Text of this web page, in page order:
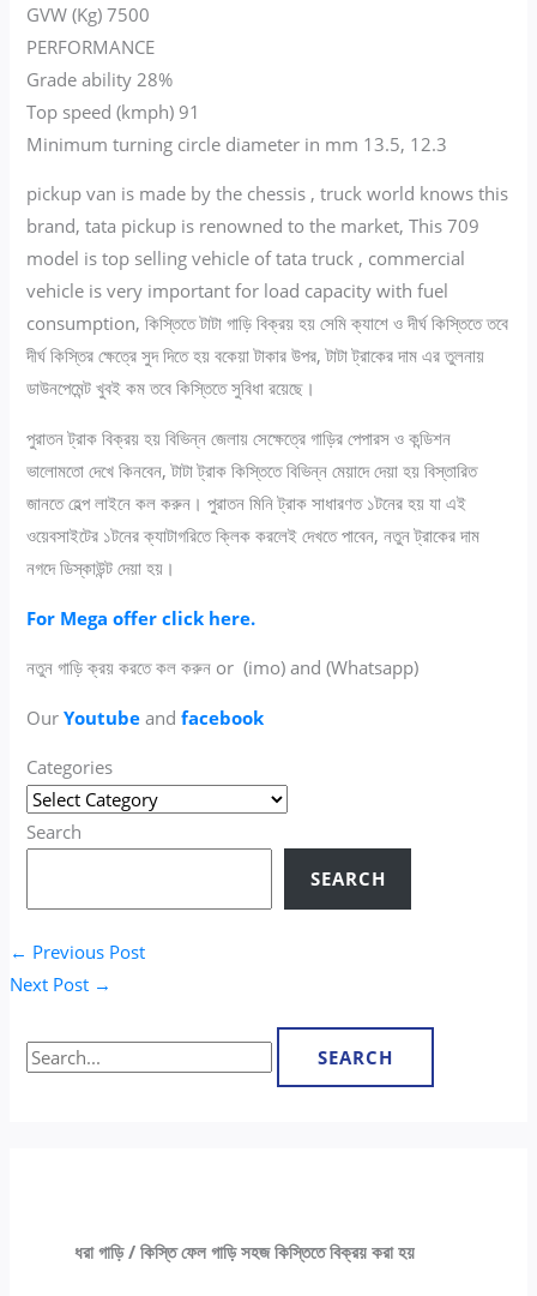
GVW (Kg) 7500
PERFORMANCE
Grade ability 28%
Top speed (kmph) 91
Minimum turning circle diameter in mm 13.5, 12.3
pickup van is made by the chessis , truck world knows this
brand, tata pickup is renowned to the market, This 709
model is top selling vehicle of tata truck , commercial
vehicle is very important for load capacity with fuel
consumption, কিস্তিতে টাটা গাড়ি বিক্রয় হয় সেমি ক্যাশে ও দীর্ঘ কিস্তিতে তবে
দীর্ঘ কিস্তির ক্ষেত্রে সুদ দিতে হয় বকেয়া টাকার উপর, টাটা ট্রাকের দাম এর তুলনায়
ডাউনপেমেন্ট খুবই কম তবে কিস্তিতে সুবিধা রয়েছে।
পুরাতন ট্রাক বিক্রয় হয় বিভিন্ন জেলায় সেক্ষেত্রে গাড়ির পেপারস ও কন্ডিশন
ভালোমতো দেখে কিনবেন, টাটা ট্রাক কিস্তিতে বিভিন্ন মেয়াদে দেয়া হয় বিস্তারিত
জানতে হেল্প লাইনে কল করুন। পুরাতন মিনি ট্রাক সাধারণত ১টনের হয় যা এই
ওয়েবসাইটের ১টনের ক্যাটাগরিতে ক্লিক করলেই দেখতে পাবেন, নতুন ট্রাকের দাম
নগদে ডিস্কাউন্ট দেয়া হয়।
For Mega offer click here.
নতুন গাড়ি ক্রয় করতে কল করুন or (imo) and (Whatsapp)
OurYoutube andfacebook
Categories
Search
SEARCH
← Previous Post
Next Post →
ধরা গাড়ি / কিস্তি ফেল গাড়ি সহজ কিস্তিতে বিক্রয় করা হয়